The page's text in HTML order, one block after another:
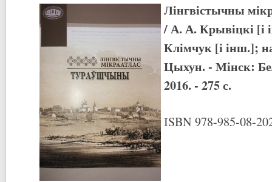
Лінгвістычны
/ А. А. Крывіцкі
Клімчук [і інш.];
Цыхун. - Мінск:
2016. - 275 с.
ІSBN 978-985-08-